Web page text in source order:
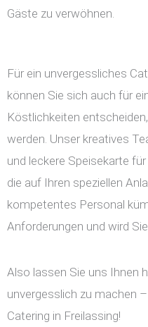
Gäste zu verwöhnen.
Für ein unvergessliches
können Sie sich auch für
Köstlichkeiten
werden. Unser kreatives
und leckere Speisekarte
die auf Ihren speziellen
kompetentes Personal
Anforderungen und wird
Also lassen Sie uns Ihnen
unvergesslich zu machen
Catering in Freilassing!